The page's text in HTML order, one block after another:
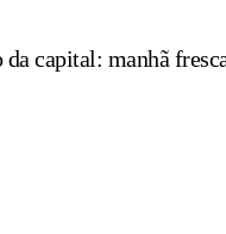
capital: manhã